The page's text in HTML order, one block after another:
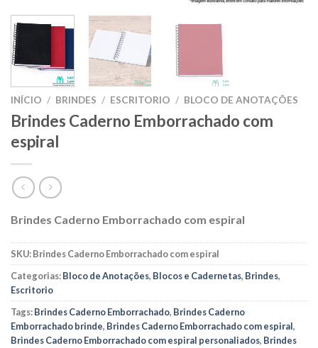
INÍCIO / BRINDES / ESCRITORIO / BLOCO DE ANOTAÇÕES
Brindes Caderno Emborrachado com
espiral
Brindes Caderno Emborrachado com espiral
SKU:Brindes Caderno Emborrachado com espiral
Categorias:Bloco de Anotações, Blocos e Cadernetas, Brindes,
Escritorio
Tags:Brindes Caderno Emborrachado, Brindes Caderno
Emborrachado brinde, Brindes Caderno Emborrachado com espiral,
Brindes Caderno Emborrachado com espiral personaliados, Brindes